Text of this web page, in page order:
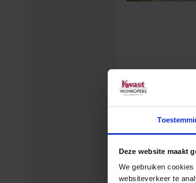
Deze website maakt
We gebruiken
websiteverkeer te